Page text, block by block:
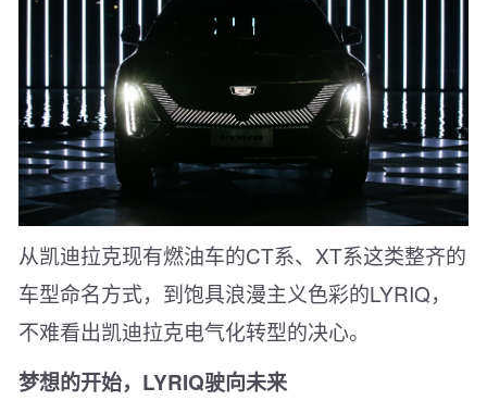
从凯迪拉克现有燃油车的CT系、XT系这类整齐的
车型命名方式，到饱具浪漫主义色彩的LYRIQ，
不难看出凯迪拉克电气化转型的决心。
梦想的开始，LYRIQ驶向未来